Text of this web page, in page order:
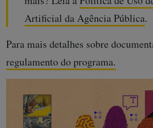
Artificial da Agência Pública.
Para mais detalhes sobre
regulamento do programa.